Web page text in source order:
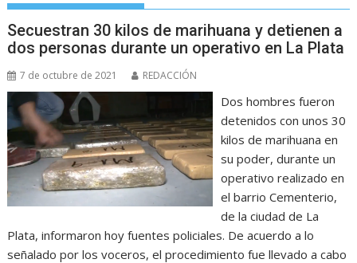
Secuestran 30 kilos de marihuana y detienen a
dos personas durante un operativo en La Plata
7 de octubre de 2021 REDACCIÓN
Dos hombres fueron
detenidos con unos 30
kilos de marihuana en
su poder, durante un
operativo realizado en
el barrio Cementerio,
de la ciudad de La
Plata, informaron hoy fuentes policiales. De acuerdo a lo
señalado por los voceros, el procedimiento fue llevado a cabo